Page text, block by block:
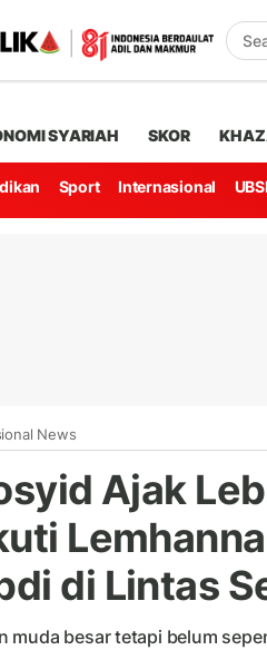
SYARIAH SKOR
Sport Internasional UBSI
News
Ajak
di Lintas
muda besar tetapi belum